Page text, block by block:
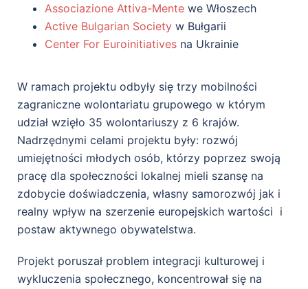
Associazione Attiva-Mente we Włoszech
Active Bulgarian Society w Bułgarii
Center For Euroinitiatives na Ukrainie
W ramach projektu odbyły się trzy mobilności
zagraniczne wolontariatu grupowego w którym
udział wzięło 35 wolontariuszy z 6 krajów.
Nadrzędnymi celami projektu były: rozwój
umiejętności młodych osób, którzy poprzez swoją
pracę dla społeczności lokalnej mieli szansę na
zdobycie doświadczenia, własny samorozwój jak i
realny wpływ na szerzenie europejskich wartości i
postaw aktywnego obywatelstwa.
Projekt poruszał problem integracji kulturowej i
wykluczenia społecznego, koncentrował się na